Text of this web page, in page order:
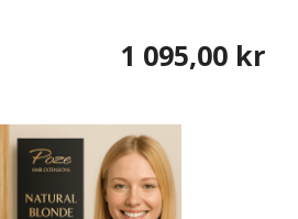
1 095,00 kr